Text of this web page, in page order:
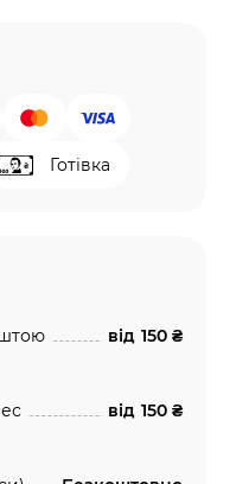
Готівка
від 150 ₴
від 150 ₴